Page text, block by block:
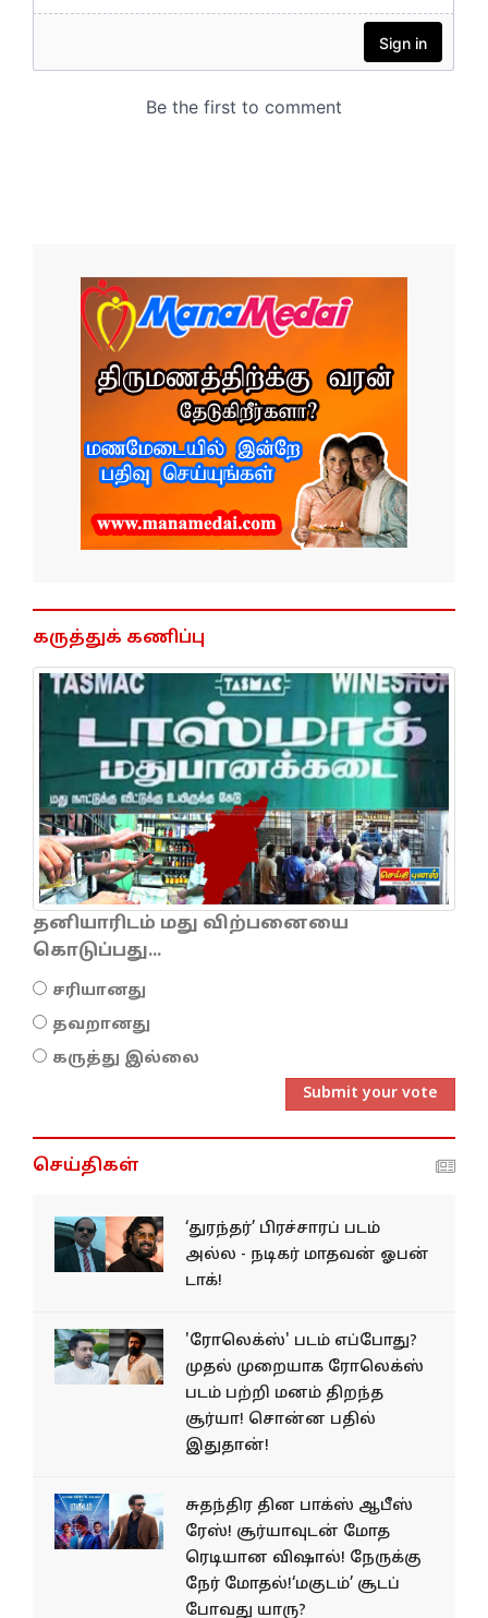
கருத்துக் கணிப்பு
தனியாரிடம் மது விற்பனையை
கொடுப்பது...
சரியானது
தவறானது
கருத்து இல்லை
Submit your vote
செய்திகள்
‘துரந்தர்’ பிரச்சாரப் படம்
அல்ல - நடிகர் மாதவன் ஓபன்
டாக்!
'ரோலெக்ஸ்' படம் எப்போது?
முதல் முறையாக ரோலெக்ஸ்
படம் பற்றி மனம் திறந்த
சூர்யா! சொன்ன பதில்
இதுதான்!
சுதந்திர தின பாக்ஸ் ஆபீஸ்
ரேஸ்! சூர்யாவுடன் மோத
ரெடியான விஷால்! நேருக்கு
நேர் மோதல்!‘மகுடம்’ சூடப்
போவது யாரு?